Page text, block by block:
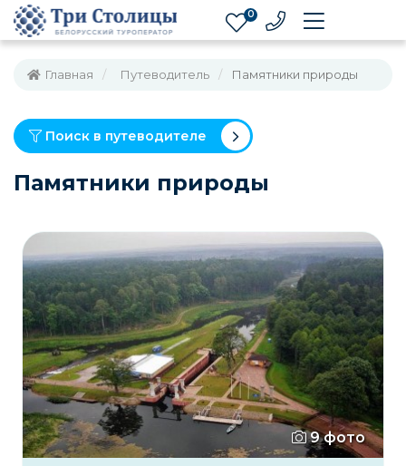
0
Главная Путеводитель Памятники природы
Поиск в путеводителе
Памятники природы
9 фото